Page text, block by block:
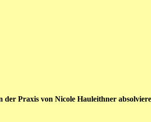
Praxis von Nicole Hauleithner